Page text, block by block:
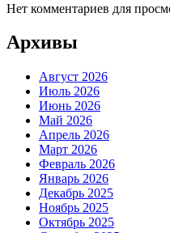
Нет комментариев для
Архивы
Август 2026
Июль 2026
Июнь 2026
Май 2026
Апрель 2026
Март 2026
Февраль 2026
Январь 2026
Декабрь 2025
Ноябрь 2025
Октябрь 2025